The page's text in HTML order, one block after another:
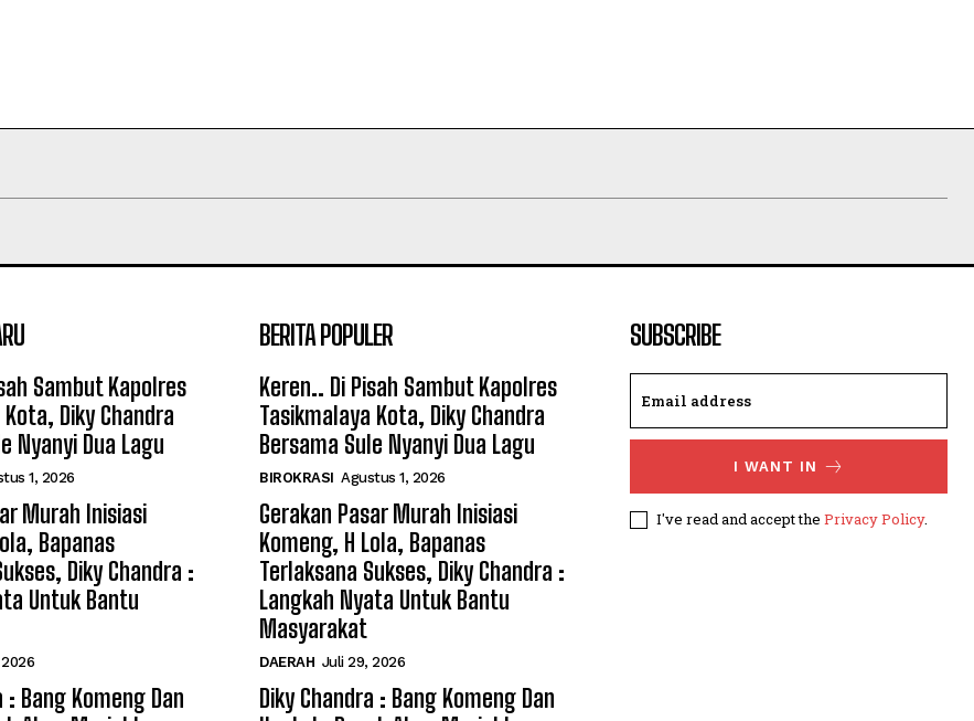
Sambut Kapolres
Diky Chandra
Nyanyi Dua Lagu
1, 2026
Murah Inisiasi
Bapanas
Diky Chandra :
Untuk Bantu
: Bang Komeng Dan
BERITA POPULER
Keren.. Di Pisah Sambut Kapolres
Tasikmalaya Kota, Diky Chandra
Bersama Sule Nyanyi Dua Lagu
BIROKRASI Agustus 1, 2026
Gerakan Pasar Murah Inisiasi
Komeng, H Lola, Bapanas
Terlaksana Sukses, Diky Chandra :
Langkah Nyata Untuk Bantu
Masyarakat
DAERAH Juli 29, 2026
Diky Chandra : Bang Komeng Dan
SUBSCRIBE
I WANT IN
I've read and accept the Privacy Policy.